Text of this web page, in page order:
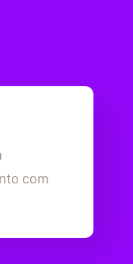
com